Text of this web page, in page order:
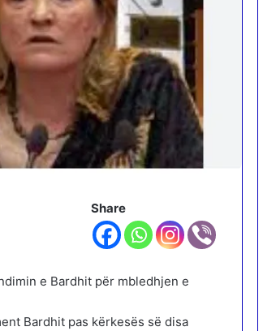
Share
e Bardhit për mbledhjen e
Bardhit pas kërkesës së disa